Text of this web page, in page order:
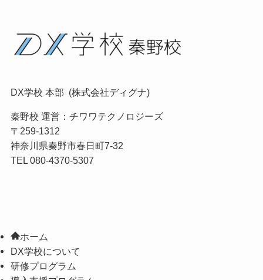
DX学校 本部 (株式会社ディグナ)
秦野校 運営： チワワテクノロジーズ
〒259-1312
神奈川県秦野市春日町7-32
TEL 080-4370-5307
ホーム
DX学校について
研修プログラム